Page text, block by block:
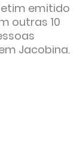
emitido
outras 10
Jacobina.